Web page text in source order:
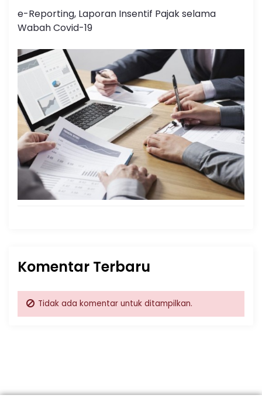
e-Reporting, Laporan Insentif Pajak selama
Wabah Covid-19
Komentar Terbaru
Tidak ada komentar untuk ditampilkan.